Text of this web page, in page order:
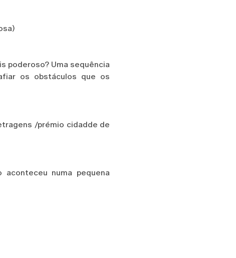
poderoso? Uma sequência
os obstáculos que os
/prémio cidadde de
aconteceu numa pequena